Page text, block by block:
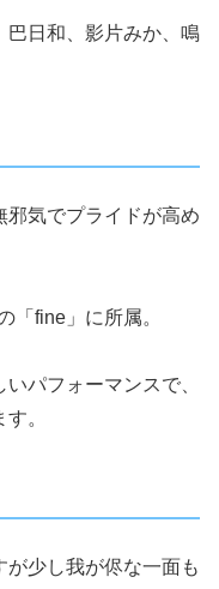
巴日和、影片みか、鳴
気でプライドが高め
「fine」に所属。
パフォーマンスで、
。
が少し我が侭な一面も